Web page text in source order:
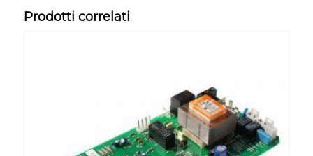
Prodotti correlati